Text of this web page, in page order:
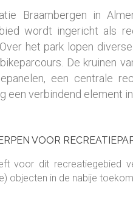
Braambergen in
wordt ingericht als
het park lopen
De kruinen
een centrale
een verbindend element
VOOR
voor dit recreatiegebied
objecten in de nabije